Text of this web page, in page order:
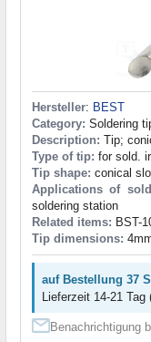
Hersteller: BEST
Category: Soldering
Description: Tip;
Type of tip: for sold.
Tip shape: conical
Applications of
soldering station
Related items: BST-
Tip dimensions:
auf Bestellung 37
Lieferzeit 14-21 Tag
Benachrichtigung